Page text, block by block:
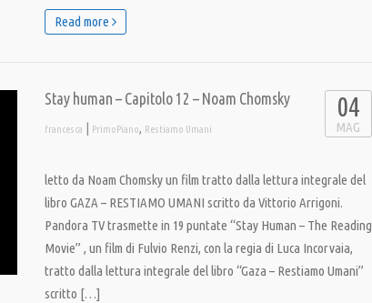
Read more
Stay human – Capitolo 12 – Noam Chomsky
francesca | PrimoPiano, Restiamo Umani
04
MAG
letto da Noam Chomsky un film tratto dalla lettura integrale del
libro GAZA – RESTIAMO UMANI scritto da Vittorio Arrigoni.
Pandora TV trasmette in 19 puntate “Stay Human – The Reading
Movie” , un film di Fulvio Renzi, con la regia di Luca Incorvaia,
tratto dalla lettura integrale del libro “Gaza – Restiamo Umani”
scritto […]